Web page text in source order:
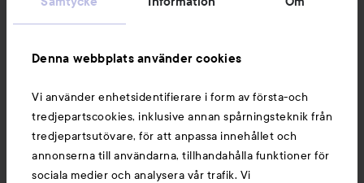
Denna webbplats använder cookies
Vi använder enhetsidentifierare i form av första-och
tredjepartscookies, inklusive annan spårningsteknik från
tredjepartsutövare, för att anpassa innehållet och
annonserna till användarna, tillhandahålla funktioner för
sociala medier och analysera vår trafik. Vi